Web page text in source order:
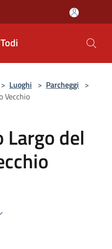
> Luoghi > Parcheggi >
Vecchio
Largo del